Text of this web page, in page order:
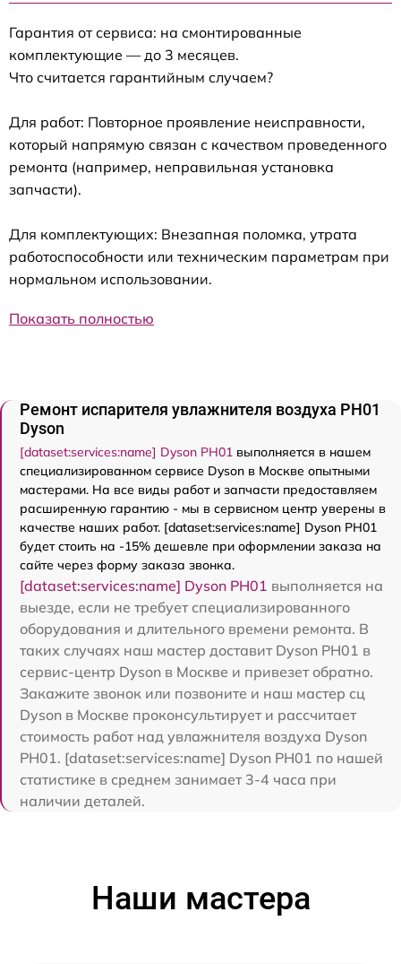
Гарантия от сервиса: на смонтированные
комплектующие — до 3 месяцев.
Что считается гарантийным случаем?
Для работ: Повторное проявление неисправности,
который напрямую связан с качеством проведенного
ремонта (например, неправильная установка
запчасти).
Для комплектующих: Внезапная поломка, утрата
работоспособности или техническим параметрам при
нормальном использовании.
Показать полностью
Ремонт испарителя увлажнителя воздуха PH01
Dyson
[dataset:services:name] Dyson PH01 выполняется в нашем
специализированном сервисе Dyson в Москве опытными
мастерами. На все виды работ и запчасти предоставляем
расширенную гарантию - мы в сервисном центр уверены в
качестве наших работ. [dataset:services:name] Dyson PH01
будет стоить на -15% дешевле при оформлении заказа на
сайте через форму заказа звонка.
[dataset:services:name] Dyson PH01 выполняется на
выезде, если не требует специализированного
оборудования и длительного времени ремонта. В
таких случаях наш мастер доставит Dyson PH01 в
сервис-центр Dyson в Москве и привезет обратно.
Закажите звонок или позвоните и наш мастер сц
Dyson в Москве проконсультирует и рассчитает
стоимость работ над увлажнителя воздуха Dyson
PH01. [dataset:services:name] Dyson PH01 по нашей
статистике в среднем занимает 3-4 часа при
наличии деталей.
Наши мастера